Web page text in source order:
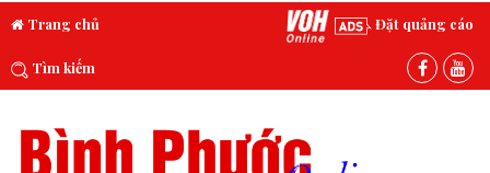
Trang chủ Đặt quảng cáo
Tìm kiếm